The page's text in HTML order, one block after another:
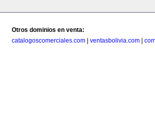
Otros dominios en venta:
catalogoscomerciales.com
ventasbolivia.com